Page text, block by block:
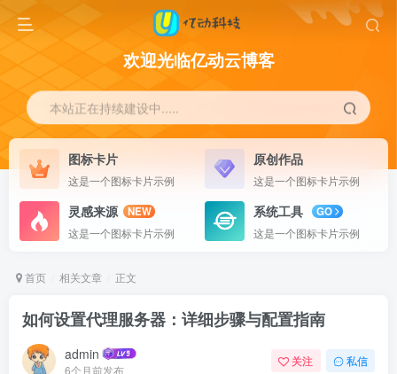
欢迎光临亿动云博客
本站正在持续建设中.....
图标卡片
这是一个图标卡片示例
原创作品
这是一个图标卡片示例
灵感来源
NEW
这是一个图标卡片示例
系统工具
GO
这是一个图标卡片示例
首页 相关文章 正文
如何设置代理服务器：详细步骤与配置指南
admin
6个月前发布
关注 私信